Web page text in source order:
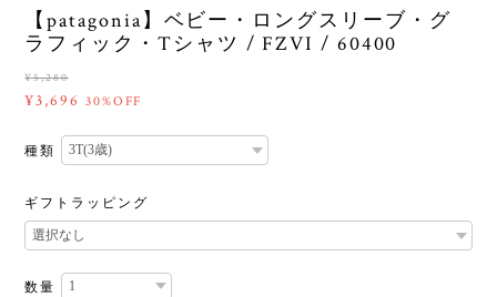
【patagonia】ベビー・ロングスリーブ・グ
ラフィック・Tシャツ / FZVI / 60400
¥5,280
¥3,696 30%OFF
種類
ギフトラッピング
数量